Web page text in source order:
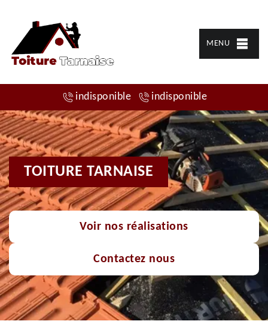
MENU
indisponible indisponible
TOITURE TARNAISE
Voir nos réalisations
Contactez nous